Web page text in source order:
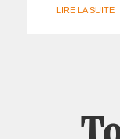
LIRE LA SUITE